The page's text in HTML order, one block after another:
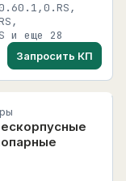
и еще 28
Запросить КП